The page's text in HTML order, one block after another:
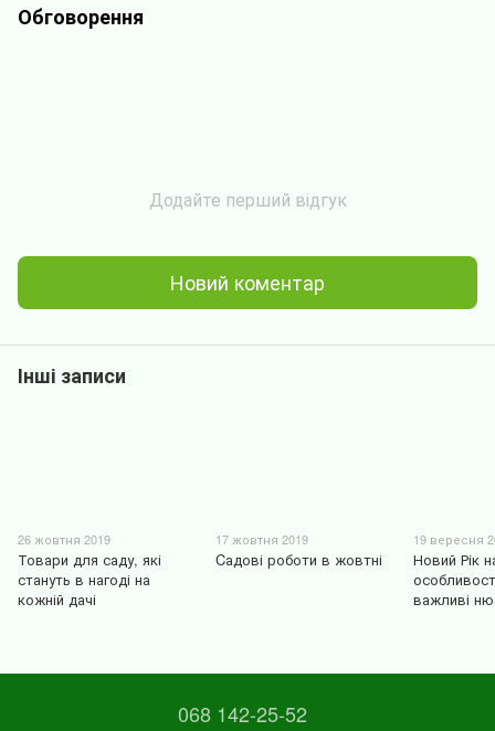
Обговорення
Додайте перший відгук
Новий коментар
Інші записи
26 жовтня 2019
Товари для саду, які
стануть в нагоді на
кожній дачі
17 жовтня 2019
Cадові роботи в жовтні
19 вересня
Новий Рік
важливі
068 142-25-52